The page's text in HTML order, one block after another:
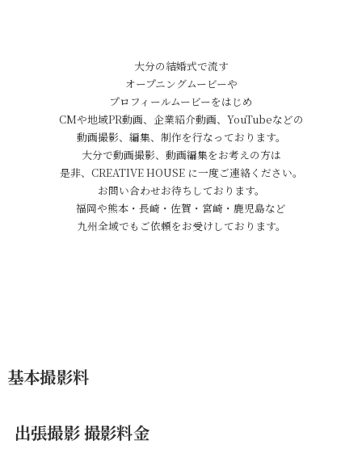
大分の結婚式で流す
オープニングムービーや
プロフィールムービーをはじめ
CMや地域PR動画、企業紹介動画、YouTubeなどの
動画撮影、編集、制作を行なっております。
大分で動画撮影、動画編集をお考えの方は
是非、CREATIVE HOUSE に一度ご連絡ください。
お問い合わせお待ちしております。
福岡や熊本・長崎・佐賀・宮崎・鹿児島など
九州全域でもご依頼をお受けしております。
基本撮影料
出張撮影 撮影料金